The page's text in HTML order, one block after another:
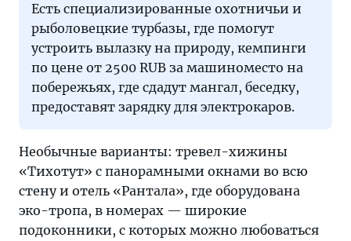
Есть специализированные охотничьи и
рыболовецкие турбазы, где помогут
устроить вылазку на природу, кемпинги
по цене от 2500 RUB за машиноместо на
побережьях, где сдадут мангал, беседку,
предоставят зарядку для электрокаров.
Необычные варианты: тревел-хижины
«Тихотут» с панорамными окнами во всю
стену и отель «Рантала», где оборудована
эко-тропа, в номерах — широкие
подоконники, с которых можно любоваться